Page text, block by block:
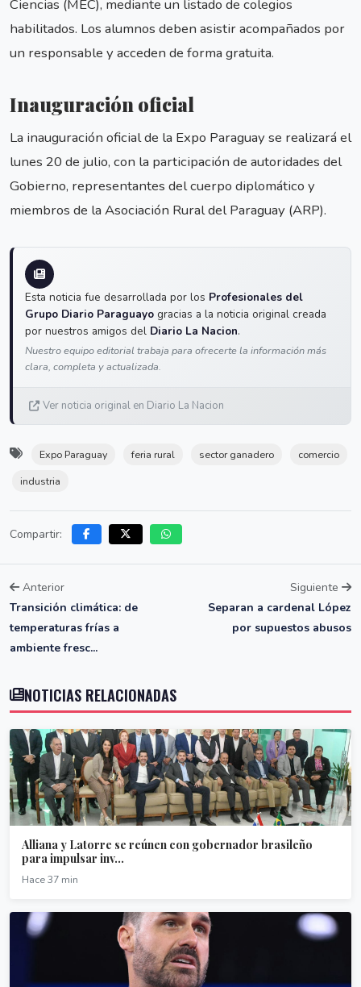
Ciencias (MEC), mediante un listado de colegios
habilitados. Los alumnos deben asistir acompañados por
un responsable y acceden de forma gratuita.
Inauguración oficial
La inauguración oficial de la Expo Paraguay se realizará el
lunes 20 de julio, con la participación de autoridades del
Gobierno, representantes del cuerpo diplomático y
miembros de la Asociación Rural del Paraguay (ARP).
Esta noticia fue desarrollada por los Profesionales del
Grupo Diario Paraguayo gracias a la noticia original creada
por nuestros amigos del Diario La Nacion.
Nuestro equipo editorial trabaja para ofrecerte la información más
clara, completa y actualizada.
Ver noticia original en Diario La Nacion
Expo Paraguay feria rural sector ganadero
comercio
industria
Compartir:
Anterior
Transición climática: de
temperaturas frías a
ambiente fresc...
Siguiente
Separan a cardenal López
por supuestos abusos
NOTICIAS RELACIONADAS
Alliana y Latorre se reúnen con gobernador brasileño
para impulsar inv...
Hace 37 min